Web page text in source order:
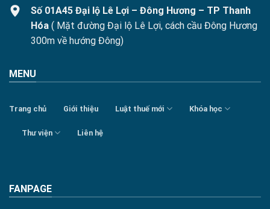
Số 01A45 Đại lộ Lê Lợi – Đông Hương – TP Thanh
Hóa ( Mặt đường Đại lộ Lê Lợi, cách cầu Đông Hương
300m về hướng Đông)
MENU
Trang chủ Giới thiệu Luật thuế mới Khóa học
Thư viện Liên hệ
FANPAGE